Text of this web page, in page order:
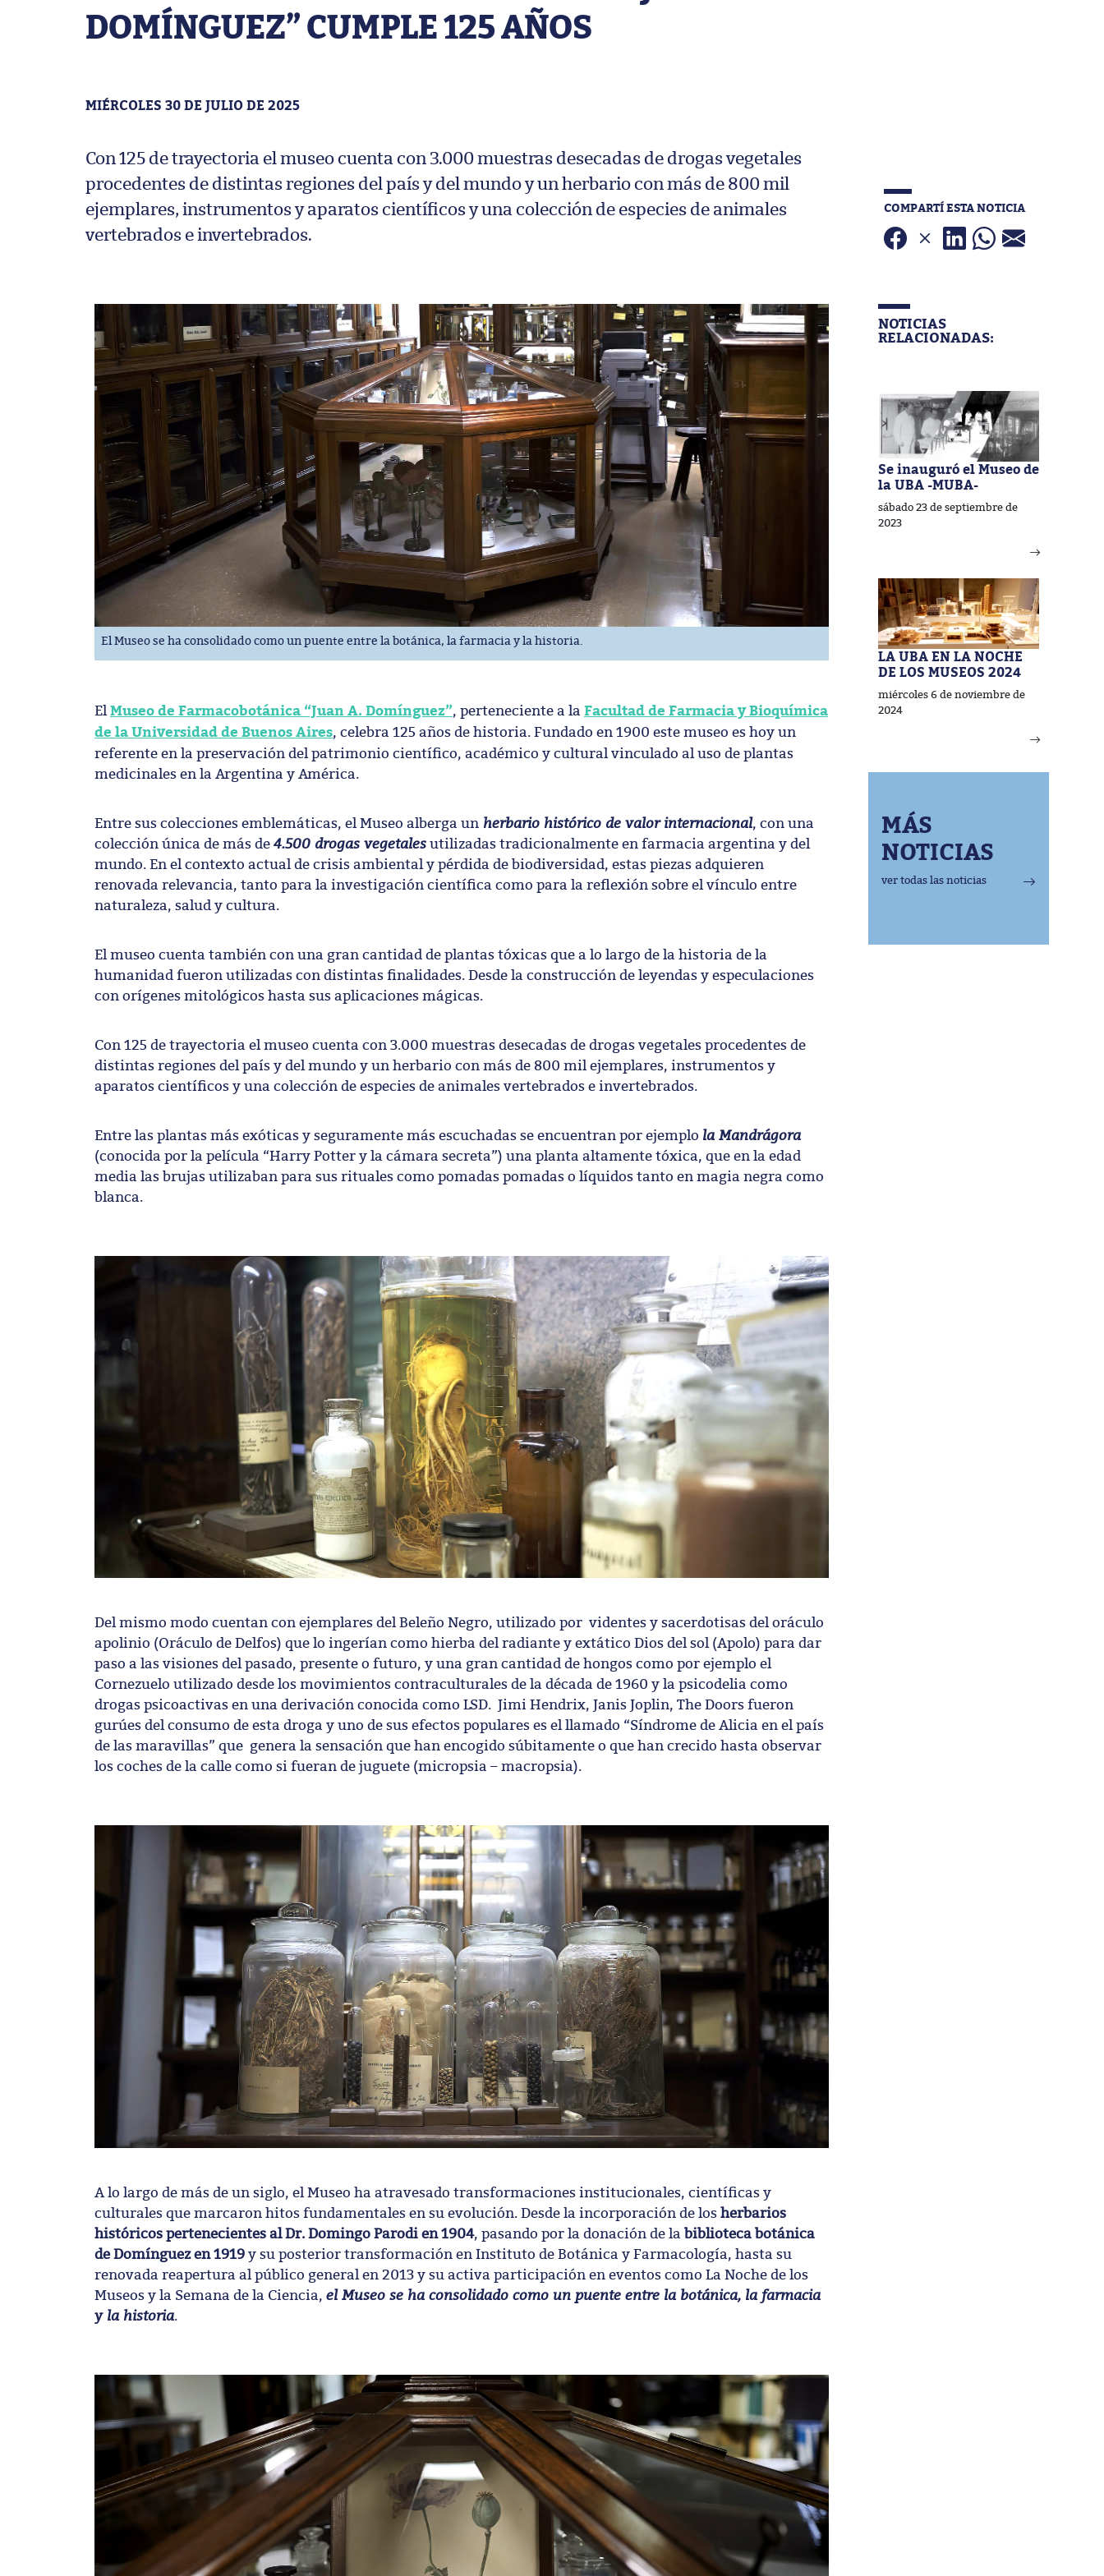
DOMÍNGUEZ” CUMPLE 125 AÑOS
MIÉRCOLES 30 DE JULIO DE 2025
Con 125 de trayectoria el museo cuenta con 3.000 muestras desecadas de drogas vegetales
procedentes de distintas regiones del país y del mundo y un herbario con más de 800 mil
ejemplares, instrumentos y aparatos científicos y una colección de especies de animales
vertebrados e invertebrados.
COMPARTÍ ESTA NOTICIA
El Museo se ha consolidado como un puente entre la botánica, la farmacia y la historia.
ElMuseo de Farmacobotánica “Juan A. Domínguez”, perteneciente a la Facultad de Farmacia y Bioquímica
de la Universidad de Buenos Aires, celebra 125 años de historia. Fundado en 1900 este museo es hoy un
referente en la preservación del patrimonio científico, académico y cultural vinculado al uso de plantas
medicinales en la Argentina y América.
Entre sus colecciones emblemáticas, el Museo alberga un herbario histórico de valor internacional, con una
colección única de más de4.500 drogas vegetalesutilizadas tradicionalmente en farmacia argentina y del
mundo. En el contexto actual de crisis ambiental y pérdida de biodiversidad, estas piezas adquieren
renovada relevancia, tanto para la investigación científica como para la reflexión sobre el vínculo entre
naturaleza, salud y cultura.
El museo cuenta también con una gran cantidad de plantas tóxicas que a lo largo de la historia de la
humanidad fueron utilizadas con distintas finalidades. Desde la construcción de leyendas y especulaciones
con orígenes mitológicos hasta sus aplicaciones mágicas.
Con 125 de trayectoria el museo cuenta con 3.000 muestras desecadas de drogas vegetales procedentes de
distintas regiones del país y del mundo y un herbario con más de 800 mil ejemplares, instrumentos y
aparatos científicos y una colección de especies de animales vertebrados e invertebrados.
Entre las plantas más exóticas y seguramente más escuchadas se encuentran por ejemplo la Mandrágora
(conocida por la película “Harry Potter y la cámara secreta”) una planta altamente tóxica, que en la edad
media las brujas utilizaban para sus rituales como pomadas pomadas o líquidos tanto en magia negra como
blanca.
Del mismo modo cuentan con ejemplares del Beleño Negro, utilizado por videntes y sacerdotisas del oráculo
apolinio (Oráculo de Delfos) que lo ingerían como hierba del radiante y extático Dios del sol (Apolo) para dar
paso a las visiones del pasado, presente o futuro, y una gran cantidad de hongos como por ejemplo el
Cornezuelo utilizado desde los movimientos contraculturales de la década de 1960 y la psicodelia como
drogas psicoactivas en una derivación conocida como LSD. Jimi Hendrix, Janis Joplin, The Doors fueron
gurúes del consumo de esta droga y uno de sus efectos populares es el llamado “Síndrome de Alicia en el país
de las maravillas” que genera la sensación que han encogido súbitamente o que han crecido hasta observar
los coches de la calle como si fueran de juguete (micropsia – macropsia).
A lo largo de más de un siglo, el Museo ha atravesado transformaciones institucionales, científicas y
culturales que marcaron hitos fundamentales en su evolución. Desde la incorporación de losherbarios
históricos pertenecientes al Dr. Domingo Parodi en 1904, pasando por la donación de la biblioteca botánica
de Domínguez en 1919y su posterior transformación en Instituto de Botánica y Farmacología, hasta su
renovada reapertura al público general en 2013 y su activa participación en eventos como La Noche de los
Museos y la Semana de la Ciencia, el Museo se ha consolidado como un puente entre la botánica, la farmacia
y la historia.
NOTICIAS
RELACIONADAS:
Se inauguró el Museo de
la UBA -MUBA-
sábado 23 de septiembre de
2023
LA UBA EN LA NOCHE
DE LOS MUSEOS 2024
miércoles 6 de noviembre de
2024
MÁS
NOTICIAS
ver todas las noticias